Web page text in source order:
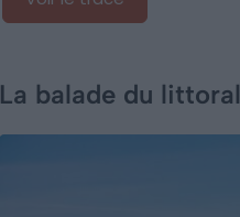
La balade du littoral